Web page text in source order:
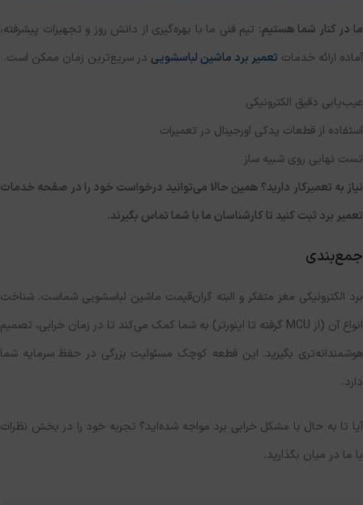
ما در کنار شما هستیم: تیم فنی ما با بهره‌گیری از دانش روز و تجهیزات پیشرفته،
آماده ارائه خدمات تعمیر برد ماشین لباسشویی در سریع‌ترین زمان ممکن است.
عیب‌یابی دقیق الکترونیکی
استفاده از قطعات یدکی اورجینال در تعمیرات
تست نهایی روی شبیه ساز
نیاز به تعمیرکار دارید؟ همین حالا می‌توانید درخواست خود را در صفحه خدمات
تعمیر برد ثبت کنید تا کارشناسان ما با شما تماس بگیرند.
جمع‌بندی
برد الکترونیکی مغز متفکر و البته گران‌قیمت ماشین لباسشویی شماست. شناخت
انواع آن (از MCU گرفته تا اینورتر) به شما کمک می‌کند تا در زمان خرابی، تصمیم
هوشمندانه‌تری بگیرید. این قطعه کوچک مسئولیت بزرگی در حفظ سرمایه شما
دارد.
آیا تا به حال با مشکل خرابی برد مواجه شده‌اید؟ تجربه خود را در بخش نظرات
با ما در میان بگذارید.